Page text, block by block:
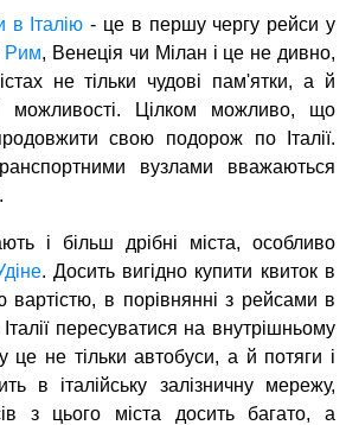
в Італію - це в першу чергу рейси у
Рим, Венеція чи Мілан і це не дивно,
не тільки чудові пам'ятки, а й
можливості. Цілком можливо, що
свою подорож по Італії.
вузлами вважаються
і більш дрібні міста, особливо
. Досить вигідно купити квиток в
вартістю, в порівнянні з рейсами в
пересуватися на внутрішньому
це не тільки автобуси, а й потяги і
в італійську залізничну мережу,
з цього міста досить багато, а